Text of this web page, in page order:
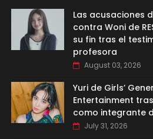
Las acusaciones
contra Woni de
su fin tras el
profesora
August 03, 2026
Yuri de Girls’
Entertainment
como integrante
July 31, 2026